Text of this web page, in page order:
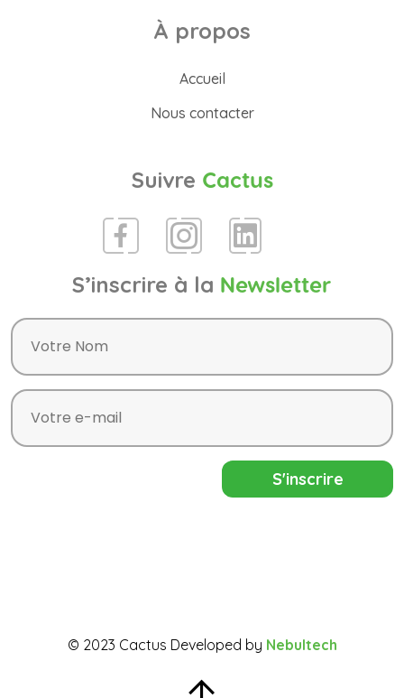
À propos
Accueil
Nous contacter
Suivre Cactus
S’inscrire à la Newsletter
© 2023 Cactus Developed by Nebultech